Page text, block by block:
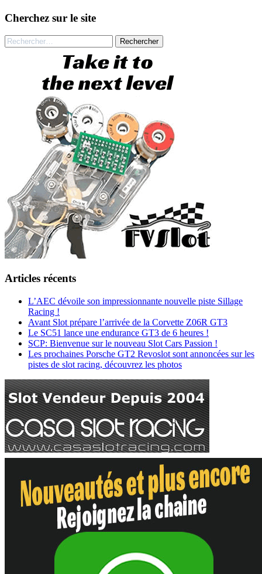
Cherchez sur le site
Rechercher :
Articles récents
L’AEC dévoile son impressionnante nouvelle piste Sillage
Racing !
Avant Slot prépare l’arrivée de la Corvette Z06R GT3
Le SC51 lance une endurance GT3 de 6 heures !
SCP: Bienvenue sur le nouveau Slot Cars Passion !
Les prochaines Porsche GT2 Revoslot sont annoncées sur les
pistes de slot racing, découvrez les photos